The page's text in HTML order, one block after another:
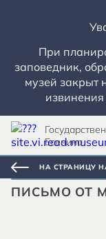
При
заповедник,
музей закрыт
Есенина
НА СТРАНИЦУ
ПИСЬМО ОТ